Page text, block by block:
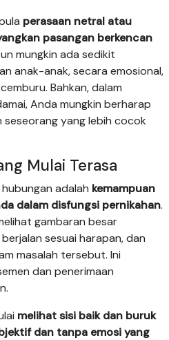
perasaan netral atau
pasangan berkencan
mungkin ada sedikit
anak-anak, secara emosional,
Bahkan, dalam
Anda mungkin berharap
seseorang yang lebih cocok
Mulai Terasa
adalah kemampuan
dalam disfungsi pernikahan.
gambaran besar
sesuai harapan, dan
masalah tersebut. Ini
dan penerimaan
melihat sisi baik dan buruk
dan tanpa emosi yang